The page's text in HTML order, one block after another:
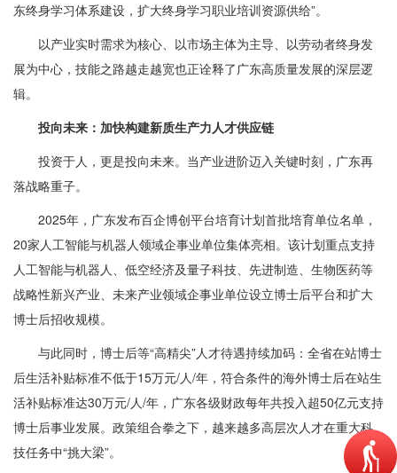
东终身学习体系建设，扩大终身学习职业培训资源供给”。
以产业实时需求为核心、以市场主体为主导、以劳动者终身发
展为中心，技能之路越走越宽也正诠释了广东高质量发展的深层逻
辑。
投向未来：加快构建新质生产力人才供应链
投资于人，更是投向未来。当产业进阶迈入关键时刻，广东再
落战略重子。
2025年，广东发布百企博创平台培育计划首批培育单位名单，
20家人工智能与机器人领域企事业单位集体亮相。该计划重点支持
人工智能与机器人、低空经济及量子科技、先进制造、生物医药等
战略性新兴产业、未来产业领域企事业单位设立博士后平台和扩大
博士后招收规模。
与此同时，博士后等“高精尖”人才待遇持续加码：全省在站博士
后生活补贴标准不低于15万元/人/年，符合条件的海外博士后在站生
活补贴标准达30万元/人/年，广东各级财政每年共投入超50亿元支持
博士后事业发展。政策组合拳之下，越来越多高层次人才在重大科
技任务中“挑大梁”。